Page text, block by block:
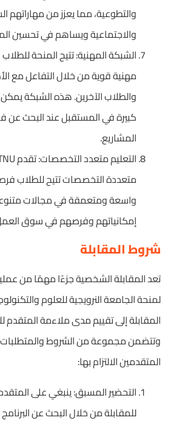
والتطوعية، مما يعزز من مهاراتهم
والاجتماعية ويساهم في تحسين
الشبكة المهنية: تتيح المنحة
مهنية قوية من خلال التفاعل مع
والطلاب الآخرين. هذه الشبكة
كبيرة في المستقبل عند البحث عن
المشاريع.
متعددة التخصصات تتيح للطلاب
واسعة ومتعمقة في مجالات
إمكانياتهم وفرصهم في سوق
شروط المقابلة
تعد المقابلة الشخصية جزءًا مهمًا من
المقابلة إلى تقييم مدى ملاءمة المتقدم
وتتضمن مجموعة من الشروط
المتقدمين الالتزام بها:
التحضير المسبق: ينبغي على
للمقابلة من خلال البحث عن